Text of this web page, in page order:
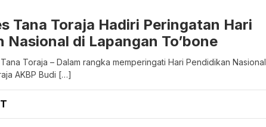
Tana Toraja Hadiri Peringatan Hari
Nasional di Lapangan To’bone
Toraja – Dalam rangka memperingati Hari Pendidikan Nasional,
AKBP Budi […]